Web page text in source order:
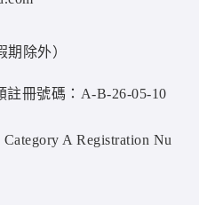
除外）
冊號碼：A-B-26-05-10
A Registration Nu